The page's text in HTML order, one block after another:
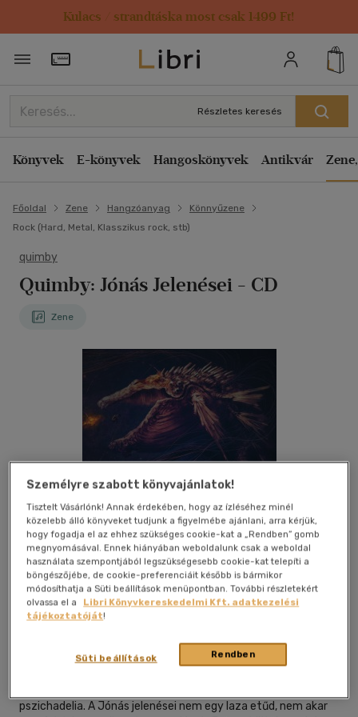
Kulacs / strandtáska most csak 1499 Ft!
Törzsvásárlói Kártya adatai
Részletes keresés
Könyvek E-könyvek Hangoskönyvek Antikvár
Főoldal Zene Hangzóanyag
Könnyűzene
Rock (Hard, Metal, Klasszikus rock, stb)
quimby
Quimby: Jónás Jelenései - CD
Zene
Kívánságlistához adom Megosztom
Tom-Tom Records|2016| magyar nyelvű|tok
pszichadelia. A Jónás jelenései nem egy laza etűd, nem akar
Személyre szabott könyvajánlatok!
Tisztelt Vásárlónk! Annak érdekében, hogy az ízléséhez minél
közelebb álló könyveket tudjunk a figyelmébe ajánlani, arra kérjük,
hogy fogadja el az ehhez szükséges cookie-kat a „Rendben” gomb
megnyomásával. Ennek hiányában weboldalunk csak a weboldal
használata szempontjából legszükségesebb cookie-kat telepíti a
böngészőjébe, de cookie-preferenciáit később is bármikor
módosíthatja a Süti beállítások menüpontban. További részletekért
olvassa el a
Libri Könyvkereskedelmi Kft. adatkezelési
tájékoztatóját!
Rendben
Süti beállítások